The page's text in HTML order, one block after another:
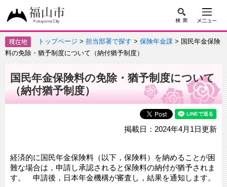
トップページ>担当部署で探す>保険年金課> 国民年金保険
料の免除・猶予制度について（納付猶予制度）
国民年金保険料の免除・猶予制度について
（納付猶予制度）
掲載日：2024年4月1日更新
経済的に国民年金保険料（以下，保険料）を納めることが困
難な場合は，申請し承認されると保険料の納付が猶予されま
す。 申請後，日本年金機構が審査し，結果を通知します。